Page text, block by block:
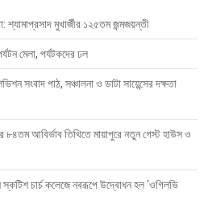
শ্যামাপ্রসাদ মুখার্জীর ১২৫তম জন্মজয়ন্তী
মেলা, পর্যটকদের ঢল
সংবাদ পাঠ, সঞ্চালনা ও ডাটা সায়েন্সের দক্ষতা
৮৪তম আবির্ভাব তিথিতে মায়াপুরে নতুন গেস্ট হাউস ও
চার্চ কলেজে নবরূপে উদ্বোধন হল ‘ওগিলভি